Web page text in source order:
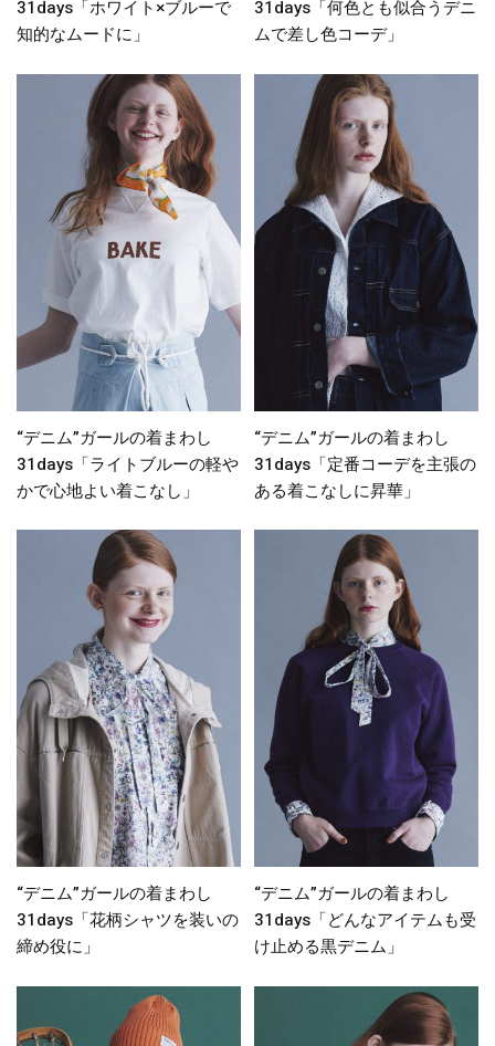
31days「ホワイト×ブルーで
知的なムードに」
31days「何色とも似合うデニ
ムで差し色コーデ」
“デニム”ガールの着まわし
31days「ライトブルーの軽や
かで心地よい着こなし」
“デニム”ガールの着まわし
31days「定番コーデを主張の
ある着こなしに昇華」
“デニム”ガールの着まわし
31days「花柄シャツを装いの
締め役に」
“デニム”ガールの着まわし
31days「どんなアイテムも受
け止める黒デニム」